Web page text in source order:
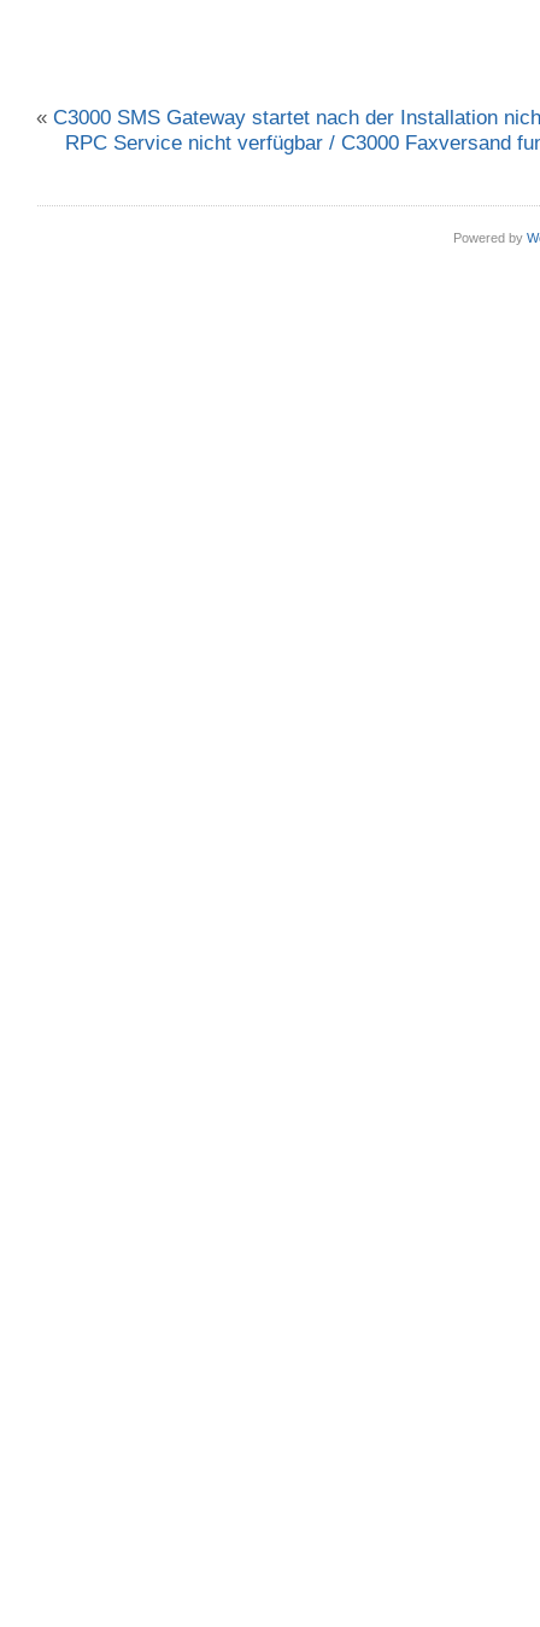
« C3000 SMS Gateway startet nach der Installation
RPC Service nicht verfügbar / C3000 Faxversand
Powered by